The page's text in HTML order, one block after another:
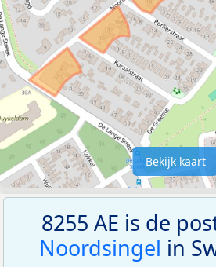
Bekijk kaart
8255 AE is de
Noordsingel in